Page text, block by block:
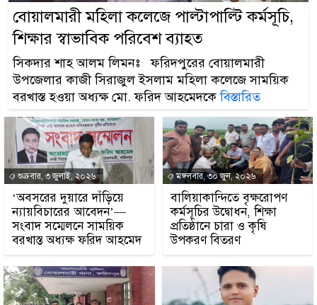
বোয়ালমারী মহিলা কলেজে পাল্টাপাল্টি কর্মসূচি,
শিক্ষার স্বাভাবিক পরিবেশ ব্যাহত
সিকদার শাহ আলম লিমনঃ ফরিদপুরের বোয়ালমারী
উপজেলার কাজী সিরাজুল ইসলাম মহিলা কলেজে সাময়িক
বরখাস্ত হওয়া অধ্যক্ষ মো. ফরিদ আহমেদকেবিস্তারিত
শুক্রবার, ৩ জুলাই, ২০২৬
‘অবসরের দুয়ারে দাঁড়িয়ে
ন্যায়বিচারের আবেদন’—
সংবাদ সম্মেলনে সাময়িক
বরখাস্ত অধ্যক্ষ ফরিদ আহমেদ
মঙ্গলবার, ৩০ জুন, ২০২৬
বালিয়াকান্দিতে বৃক্ষরোপণ
কর্মসূচির উদ্বোধন, শিক্ষা
প্রতিষ্ঠানে চারা ও কৃষি
উপকরণ বিতরণ